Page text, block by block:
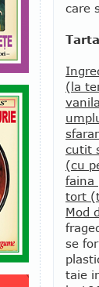
care
(la
cutit
(cu
faina
tort
Mod
se
taie